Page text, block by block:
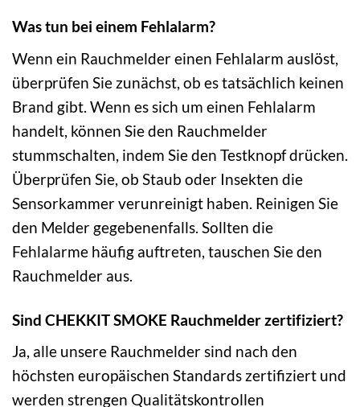
Was tun bei einem Fehlalarm?
Wenn ein Rauchmelder einen Fehlalarm auslöst,
überprüfen Sie zunächst, ob es tatsächlich keinen
Brand gibt. Wenn es sich um einen Fehlalarm
handelt, können Sie den Rauchmelder
stummschalten, indem Sie den Testknopf drücken.
Überprüfen Sie, ob Staub oder Insekten die
Sensorkammer verunreinigt haben. Reinigen Sie
den Melder gegebenenfalls. Sollten die
Fehlalarme häufig auftreten, tauschen Sie den
Rauchmelder aus.
Sind CHEKKIT SMOKE Rauchmelder zertifiziert?
Ja, alle unsere Rauchmelder sind nach den
höchsten europäischen Standards zertifiziert und
werden strengen Qualitätskontrollen